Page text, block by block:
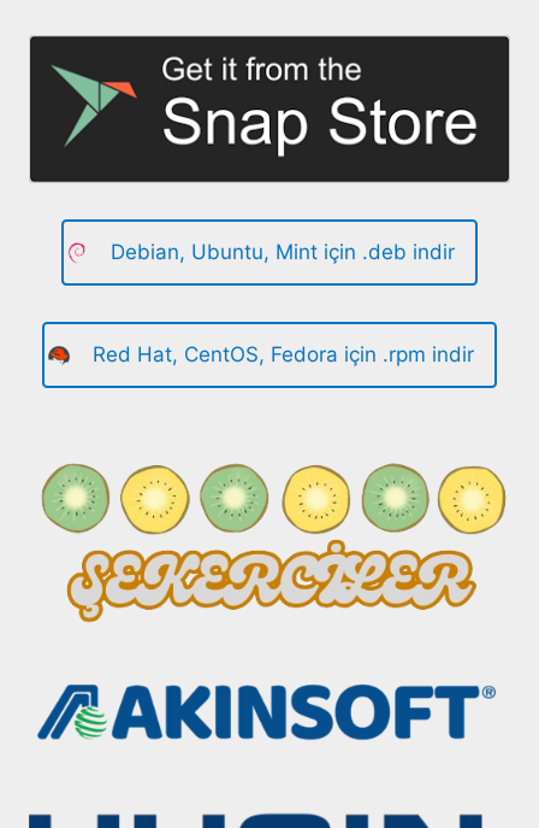
Debian, Ubuntu, Mint için .deb indir
Red Hat, CentOS, Fedora için .rpm indir